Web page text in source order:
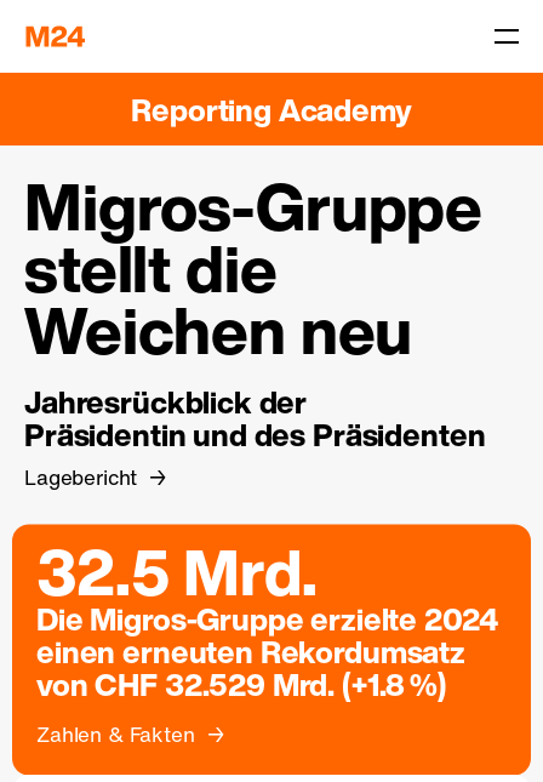
Reporting Academy
Migros-Gruppe
stellt die
Weichen neu
Jahresrückblick der
Präsidentin und des Präsidenten
Lagebericht
32.5 Mrd.
Die Migros-Gruppe erzielte 2024
einen erneuten Rekordumsatz
von CHF 32.529 Mrd. (+1.8 %)
Zahlen & Fakten